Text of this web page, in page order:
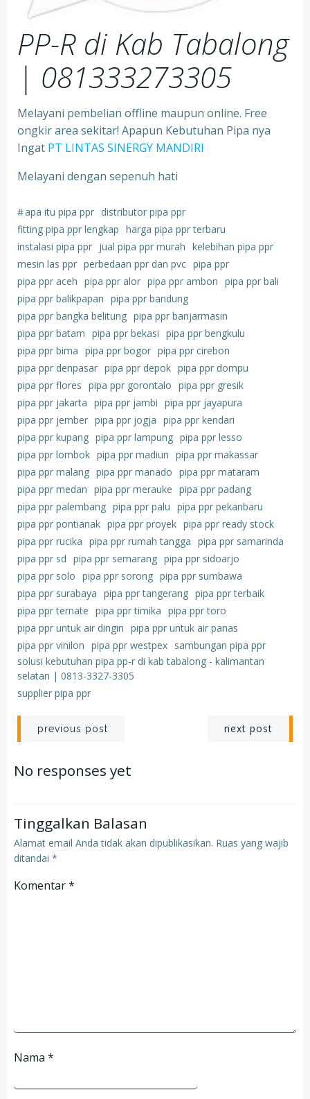
PP-R di Kab Tabalong
| 081333273305
Melayani pembelian offline maupun online. Free
ongkir area sekitar! Apapun Kebutuhan Pipa nya
Ingat PT LINTAS SINERGY MANDIRI
Melayani dengan sepenuh hati
#apa itu pipa ppr distributor pipa ppr
fitting pipa ppr lengkap harga pipa ppr terbaru
instalasi pipa ppr jual pipa ppr murah kelebihan pipa ppr
mesin las ppr perbedaan ppr dan pvc pipa ppr
pipa ppr aceh pipa ppr alor pipa ppr ambon pipa ppr bali
pipa ppr balikpapan pipa ppr bandung
pipa ppr bangka belitung pipa ppr banjarmasin
pipa ppr batam pipa ppr bekasi pipa ppr bengkulu
pipa ppr bima pipa ppr bogor pipa ppr cirebon
pipa ppr denpasar pipa ppr depok pipa ppr dompu
pipa ppr flores pipa ppr gorontalo pipa ppr gresik
pipa ppr jakarta pipa ppr jambi pipa ppr jayapura
pipa ppr jember pipa ppr jogja pipa ppr kendari
pipa ppr kupang pipa ppr lampung pipa ppr lesso
pipa ppr lombok pipa ppr madiun pipa ppr makassar
pipa ppr malang pipa ppr manado pipa ppr mataram
pipa ppr medan pipa ppr merauke pipa ppr padang
pipa ppr palembang pipa ppr palu pipa ppr pekanbaru
pipa ppr pontianak pipa ppr proyek pipa ppr ready stock
pipa ppr rucika pipa ppr rumah tangga pipa ppr samarinda
pipa ppr sd pipa ppr semarang pipa ppr sidoarjo
pipa ppr solo pipa ppr sorong pipa ppr sumbawa
pipa ppr surabaya pipa ppr tangerang pipa ppr terbaik
pipa ppr ternate pipa ppr timika pipa ppr toro
pipa ppr untuk air dingin pipa ppr untuk air panas
pipa ppr vinilon pipa ppr westpex sambungan pipa ppr
solusi kebutuhan pipa pp-r di kab tabalong - kalimantan
selatan | 0813-3327-3305
supplier pipa ppr
Post
navigation
previous post next post
No responses yet
Tinggalkan Balasan
Alamat email Anda tidak akan dipublikasikan. Ruas yang wajib
ditandai *
Komentar*
Nama *